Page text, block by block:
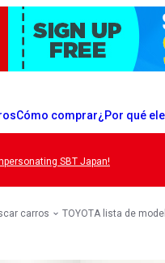
Cómo comprar¿Por qué
SBT Japan!
carros TOYOTA lista de